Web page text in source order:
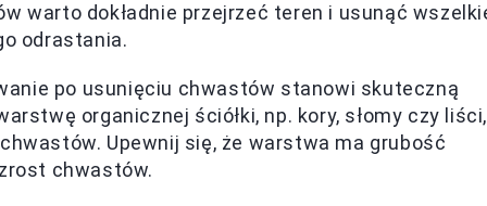
warto dokładnie przejrzeć teren i usunąć
odrastania.
po usunięciu chwastów stanowi skuteczną
organicznej ściółki, np. kory, słomy czy liści,
Upewnij się, że warstwa ma grubość
chwastów.